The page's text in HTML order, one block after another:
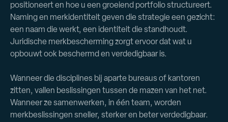
positioneert en hoe u een groeiend portfolio structureert.
Naming en merkidentiteit geven die strategie een gezicht:
een naam die werkt, een identiteit die standhoudt.
Juridische merkbescherming zorgt ervoor dat wat u
opbouwt ook beschermd en verdedigbaar is.
Wanneer die disciplines bij aparte bureaus of kantoren
zitten, vallen beslissingen tussen de mazen van het net.
Wanneer ze samenwerken, in één team, worden
merkbeslissingen sneller, sterker en beter verdedigbaar.